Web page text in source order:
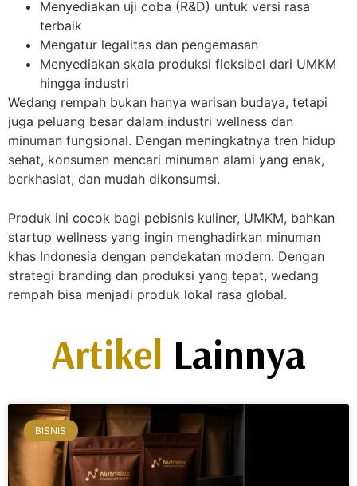
Menyediakan uji coba (R&D) untuk versi rasa
terbaik
Mengatur legalitas dan pengemasan
Menyediakan skala produksi fleksibel dari UMKM
hingga industri
Wedang rempah bukan hanya warisan budaya, tetapi
juga peluang besar dalam industri wellness dan
minuman fungsional. Dengan meningkatnya tren hidup
sehat, konsumen mencari minuman alami yang enak,
berkhasiat, dan mudah dikonsumsi.
Produk ini cocok bagi pebisnis kuliner, UMKM, bahkan
startup wellness yang ingin menghadirkan minuman
khas Indonesia dengan pendekatan modern. Dengan
strategi branding dan produksi yang tepat, wedang
rempah bisa menjadi produk lokal rasa global.
Artikel Lainnya
BISNIS